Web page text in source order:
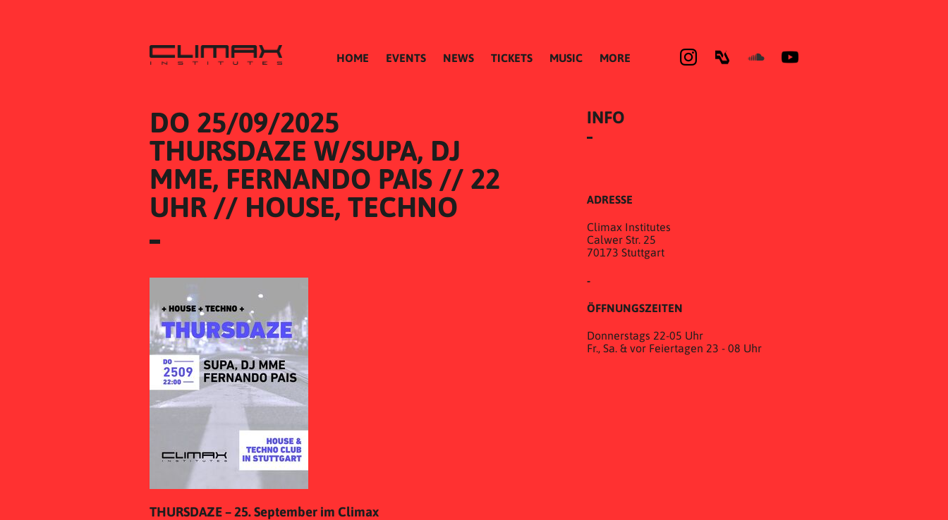
HOME EVENTS NEWS TICKETS MUSIC MORE
DO 25/09/2025
THURSDAZE W/SUPA, DJ
MME, FERNANDO PAIS // 22
UHR // HOUSE, TECHNO
THURSDAZE – 25. September im Climax
INFO
ADRESSE
Climax Institutes
Calwer Str. 25
70173 Stuttgart
-
ÖFFNUNGSZEITEN
Donnerstags 22-05 Uhr
Fr., Sa. & vor Feiertagen 23 - 08 Uhr